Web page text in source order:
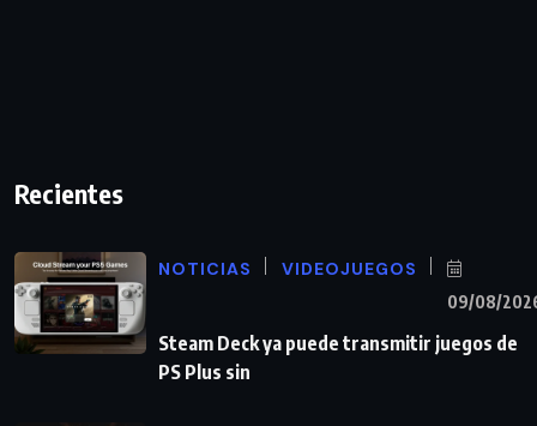
Recientes
NOTICIAS VIDEOJUEGOS
09/08/
Steam Deck ya puede transmitir juegos de
PS Plus sin